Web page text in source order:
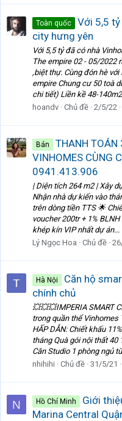
Toàn quốc
Với 5,5
city hưng yên
Với 5,5 tỷ đã có nhà
The empire 02 - 05/2022
,biệt thự. Cùng đón hè
empire Chung cư 50 toà
chi tiết) Liền kề 48-
hoandv Chủ đề 2/5/22
Bán
THANH TOÁN
VINHOMES CÙNG
0941.413.906
| Diện tích 264 m2 | Xây
Nhận nhà dự kiến vào
trên dòng tiền TTS 🌟
voucher 200tr + 1%
khép kín VIP nhất dự án...
Lý Ngọc Hoa
Chủ đề
Hà Nội
Căn hộ
chính chủ
💥💥💥IMPERIA SMART
trong quần thể Vinhomes
HẤP DẪN: Chiết khấu
tháng Quà gói nội thất 40
Căn Studio 1 phòng ngủ
nhihihi
Chủ đề 31/5/21
N Hồ Chí Minh
Giới
Marina Central